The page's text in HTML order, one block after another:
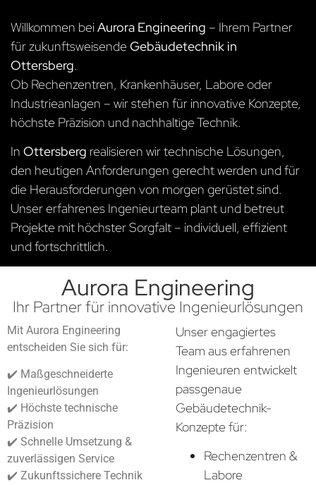
Willkommen beiAurora Engineering – Ihrem Partner
für zukunftsweisendeGebäudetechnik in
Ottersberg.
Ob Rechenzentren, Krankenhäuser, Labore oder
Industrieanlagen – wir stehen für innovative Konzepte,
höchste Präzision und nachhaltige Technik.
In Ottersberg realisieren wir technische Lösungen,
den heutigen Anforderungen gerecht werden und für
die Herausforderungen von morgen gerüstet sind.
Unser erfahrenes Ingenieurteam plant und betreut
Projekte mit höchster Sorgfalt – individuell, effizient
und fortschrittlich.
Aurora Engineering
Ihr Partner für innovative Ingenieurlösungen
Mit Aurora Engineering
entscheiden Sie sich für:
✔️ Maßgeschneiderte
Ingenieurlösungen
✔️ Höchste technische
Präzision
✔️ Schnelle Umsetzung &
zuverlässigen Service
✔️ Zukunftssichere Technik
Unser engagiertes
Team aus erfahrenen
Ingenieuren entwickelt
passgenaue
Gebäudetechnik-
Konzepte für:
Rechenzentren &
Labore